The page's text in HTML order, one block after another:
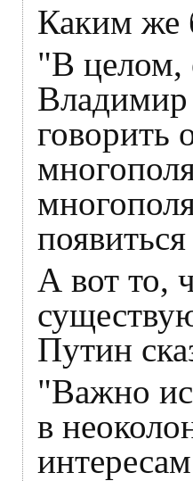
Каким же
"В целом,
говорить
А вот то,
Путин
"Важно
в